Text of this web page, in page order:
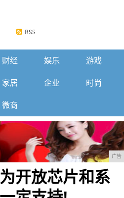
财经 娱乐 游戏
家居 企业 时尚
微商
广告
开放芯片和系